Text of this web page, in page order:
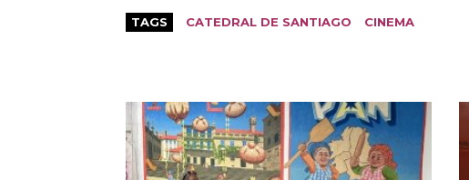
TAGS CATEDRAL DE SANTIAGO CINEMA